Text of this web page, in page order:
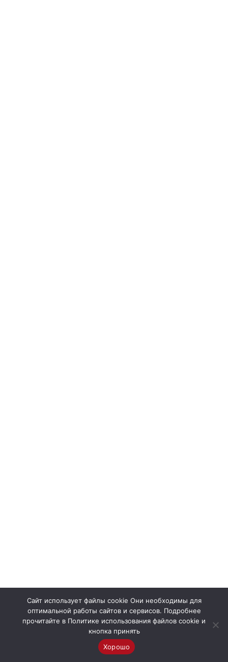
Сайт использует файлы cookie Они необходимы для
оптимальной работы сайтов и сервисов. Подробнее
прочитайте в Политике использования файлов cookie и
кнопка принять
Хорошо